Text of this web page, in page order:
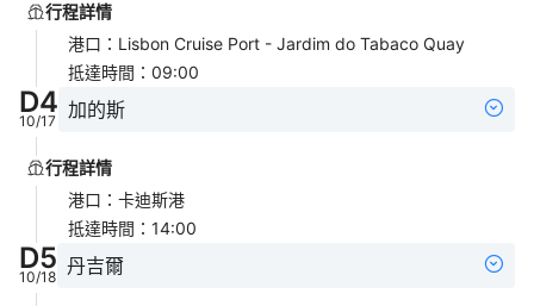
行程詳情
港口 ： Lisbon Cruise Port - Jardim do Tabaco Quay
抵達時間 ： 09:00
D4
10/17 加的斯
行程詳情
港口 ： 卡迪斯港
抵達時間 ： 14:00
D5
10/18 丹吉爾